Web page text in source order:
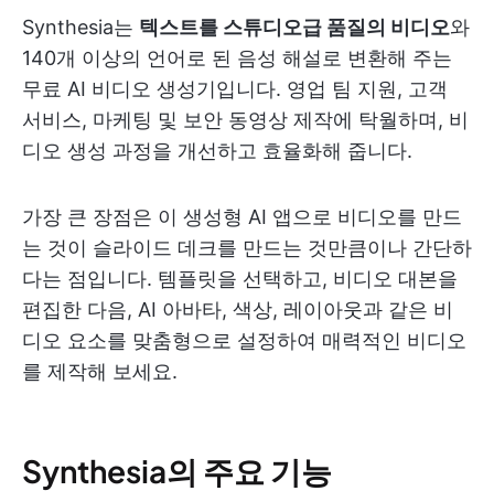
Synthesia는 텍스트를 스튜디오급 품질의 비디오와
140개 이상의 언어로 된 음성 해설로 변환해 주는
무료 AI 비디오 생성기입니다. 영업 팀 지원, 고객
서비스, 마케팅 및 보안 동영상 제작에 탁월하며, 비
디오 생성 과정을 개선하고 효율화해 줍니다.
가장 큰 장점은 이 생성형 AI 앱으로 비디오를 만드
는 것이 슬라이드 데크를 만드는 것만큼이나 간단하
다는 점입니다. 템플릿을 선택하고, 비디오 대본을
편집한 다음, AI 아바타, 색상, 레이아웃과 같은 비
디오 요소를 맞춤형으로 설정하여 매력적인 비디오
를 제작해 보세요.
Synthesia의 주요 기능